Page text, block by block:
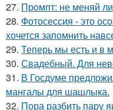
27. Промпт: не меняй
28. Фотосессия - это
хочется запомнить
29. Теперь мы есть и в
30. Свадебный. Для
31. В Госдуме
мангалы для шашлыка.
32. Пора разбить пару